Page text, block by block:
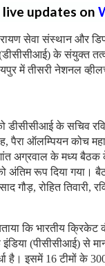
updates on
सेवा संस्थान और
के संयुक्त
में तीसरी नेशनल
डीसीसीआई के सचिव
पैरा ऑलम्पियन कोच
अग्रवाल के मध्य बैठक
अंतिम रूप दिया गया।
गौड़, रोहित तिवारी,
कि भारतीय क्रिकेट
(पीसीसीआई) से
है। इसमें 16 टीमों के